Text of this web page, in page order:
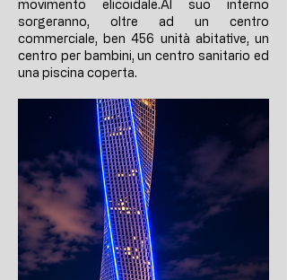
movimento elicoidale.Al suo interno
sorgeranno, oltre ad un centro
commerciale, ben 456 unità abitative, un
centro per bambini, un centro sanitario ed
una piscina coperta.